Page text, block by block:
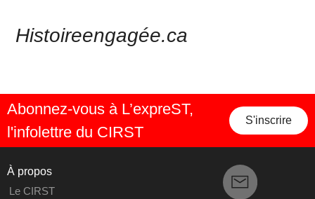
Histoireengagée.ca
Abonnez-vous à L’expreST,
l'infolettre du CIRST
S'inscrire
À propos
Le CIRST